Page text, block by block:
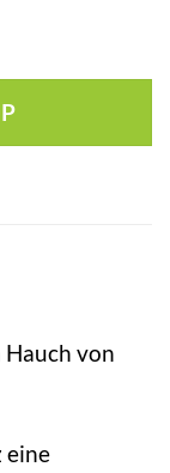
Hauch von
eine